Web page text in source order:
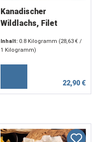
Kanadischer
Wildlachs, Filet
Wildfang o. Haut
Inhalt: 0.8 Kilogramm (28,63 € /
1 Kilogramm)
22,90 €